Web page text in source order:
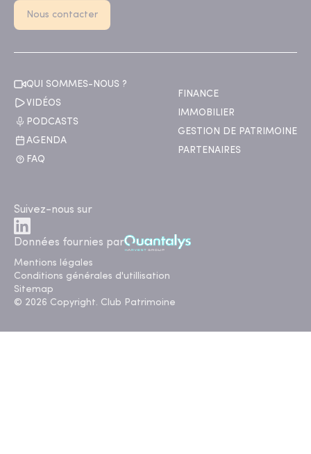
Nous contacter
QUI SOMMES-NOUS ?
VIDÉOS
PODCASTS
AGENDA
FAQ
FINANCE
IMMOBILIER
GESTION DE PATRIMOINE
PARTENAIRES
Suivez-nous sur
Données fournies par
Mentions légales
Conditions générales d'utillisation
Sitemap
© 2026 Copyright. Club Patrimoine